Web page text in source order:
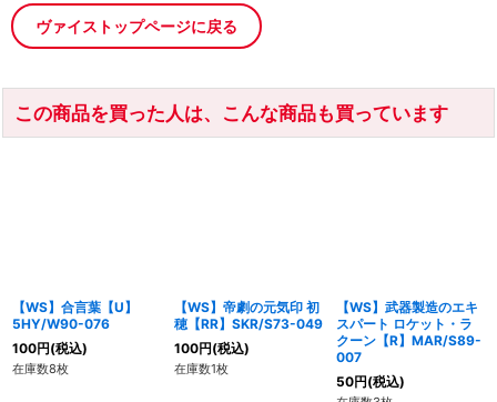
ヴァイストップページに戻る
この商品を買った人は、こんな商品も買っています
【WS】合言葉【U】
5HY/W90-076
100円(税込)
在庫数8枚
【WS】帝劇の元気印 初
穂【RR】SKR/S73-049
100円(税込)
在庫数1枚
【WS】武器製造のエキ
スパート ロケット・ラ
クーン【R】MAR/S89-
007
50円(税込)